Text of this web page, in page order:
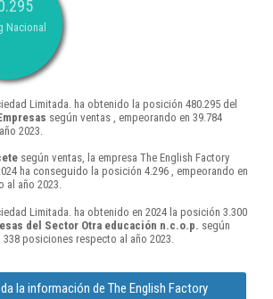
Nacional
Limitada. ha obtenido la posición 480.295 del
según ventas , empeorando en 39.784
2023.
según ventas, la empresa The English Factory
ha conseguido la posición 4.296 , empeorando en
al año 2023.
Limitada. ha obtenido en 2024 la posición 3.300
del Sector Otra educación n.c.o.p. según
posiciones respecto al año 2023.
la información de The English Factory